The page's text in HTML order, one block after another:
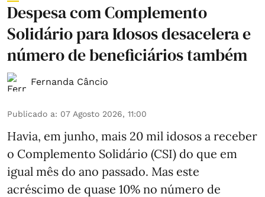
Despesa com Complemento
Solidário para Idosos desacelera e
número de beneficiários também
Fernanda Câncio
Publicado a: 07 Agosto 2026, 11:00
Havia, em junho, mais 20 mil idosos a receber
o Complemento Solidário (CSI) do que em
igual mês do ano passado. Mas este
acréscimo de quase 10% no número de